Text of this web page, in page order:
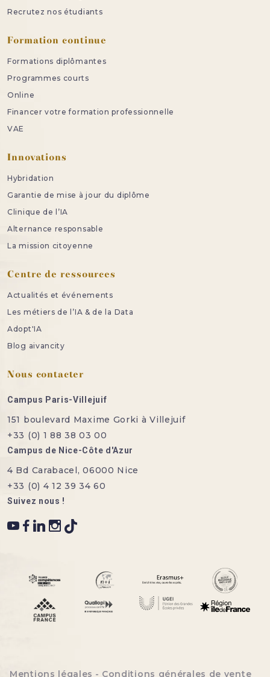
Recrutez nos étudiants
Formation continue
Formations diplômantes
Programmes courts
Online
Financer votre formation professionnelle
VAE
Innovations
Hybridation
Garantie de mise à jour du diplôme
Clinique de l’IA
Alternance responsable
La mission citoyenne
Centre de ressources
Actualités et événements
Les métiers de l’IA & de la Data
Adopt'IA
Blog aivancity
Nous contacter
Campus Paris-Villejuif
151 boulevard Maxime Gorki à Villejuif
+33 (0) 1 88 38 03 00
Campus de Nice-Côte d'Azur
4 Bd Carabacel, 06000 Nice
+33 (0) 4 12 39 34 60
Suivez nous !
Mentions légales Conditions générales de vente